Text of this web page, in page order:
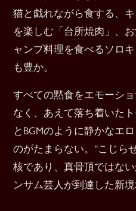
猫と戯れながら食する、
を楽しむ「台所焼肉」、
ャンプ料理を食べるソロ
も豊か。
すべての黙食をエモーシ
なく、あえて落ち着いた
とBGMのように静かなエ
のがたまらない。“こじら
核であり、真骨頂ではな
ンサム芸人が到達した新境